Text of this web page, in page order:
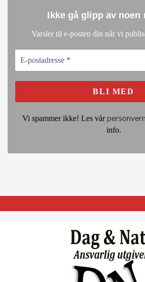
Ikke gå glipp av noen
Varsler til e-posten din når vi
Vi spammer ikke! Les vår
info.